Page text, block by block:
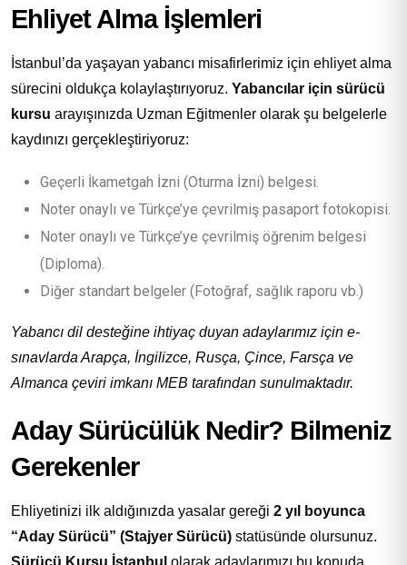
Ehliyet Alma İşlemleri
İstanbul’da yaşayan yabancı misafirlerimiz için ehliyet alma
sürecini oldukça kolaylaştırıyoruz. Yabancılar için sürücü
kursu arayışınızda Uzman Eğitmenler olarak şu belgelerle
kaydınızı gerçekleştiriyoruz:
Geçerli İkametgah İzni (Oturma İzni) belgesi.
Noter onaylı ve Türkçe’ye çevrilmiş pasaport fotokopisi.
Noter onaylı ve Türkçe’ye çevrilmiş öğrenim belgesi
(Diploma).
Diğer standart belgeler (Fotoğraf, sağlık raporu vb.)
Yabancı dil desteğine ihtiyaç duyan adaylarımız için e-
sınavlarda Arapça, İngilizce, Rusça, Çince, Farsça ve
Almanca çeviri imkanı MEB tarafından sunulmaktadır.
Aday Sürücülük Nedir? Bilmeniz
Gerekenler
Ehliyetinizi ilk aldığınızda yasalar gereği 2 yıl boyunca
“Aday Sürücü” (Stajyer Sürücü) statüsünde olursunuz.
Sürücü Kursu İstanbul olarak adaylarımızı bu konuda